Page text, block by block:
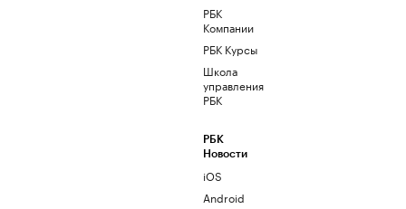
РБК
Компании
РБК Курсы
Школа
управления
РБК
РБК
Новости
iOS
Android